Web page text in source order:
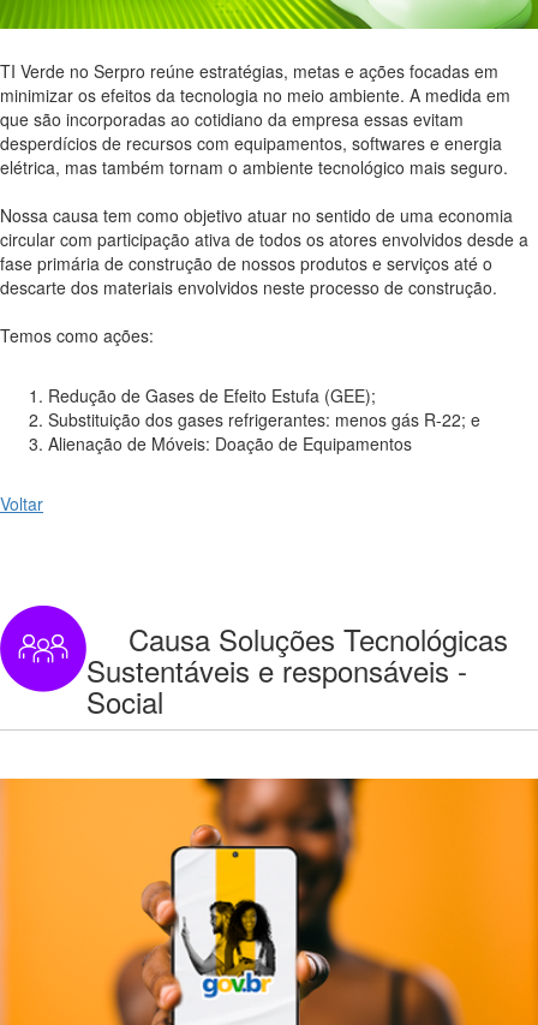
TI Verde no Serpro reúne estratégias, metas e ações focadas em
minimizar os efeitos da tecnologia no meio ambiente. A medida em
que são incorporadas ao cotidiano da empresa essas evitam
desperdícios de recursos com equipamentos, softwares e energia
elétrica, mas também tornam o ambiente tecnológico mais seguro.
Nossa causa tem como objetivo atuar no sentido de uma economia
circular com participação ativa de todos os atores envolvidos desde a
fase primária de construção de nossos produtos e serviços até o
descarte dos materiais envolvidos neste processo de construção.
Temos como ações:
Redução de Gases de Efeito Estufa (GEE);
Substituição dos gases refrigerantes: menos gás R-22; e
Alienação de Móveis: Doação de Equipamentos
Voltar
Causa Soluções Tecnológicas
Sustentáveis e responsáveis -
Social